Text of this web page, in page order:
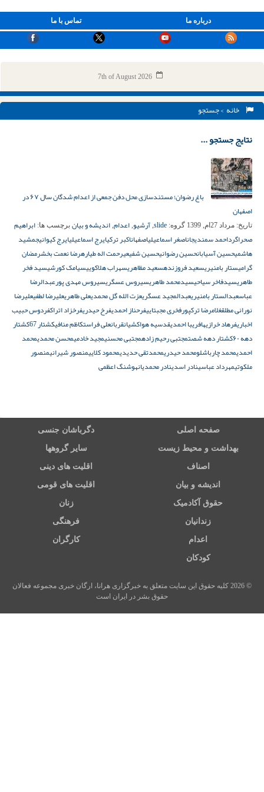
تماس با ما درباره ما
7th of August 2026
خانه > جستجو
نتایج جستجو ...
باغ رضوان؛ مستندسازی محل دفن جمعی از اعدام شدگان سال ۶۷ در
اصفهان
تاریخ: مرداد 27ام, 1399 گروه: slide
, آرشیو, اعدام, اندیشه و بیان برچسب ها: ابراهیم
صحراگرداحمد سمندیجاناصغر اسماعیلیاصفهاناکبر ترکیایرج اسماعیلیایرج کیوانیجمشید
هاشمیحسین آسیابانحسین رضوانیحسین شفیعیرحمت اله طیارهرضا نعمت بخشرمضان
گرامیستار بامنیریسعید فروزندهسعید مظاهریسهراب هلاکوییسیامک کورشیسید فخر
طاهریسیدفاخر سیاحیسیدمحمد طاهریسیروس عسگریسیروس مهدی پورعبدالرضا
عباسعبدالستار بامنیریعبدالمجید عسگریعزت الله گل محمدیعلی طاهریعلیرضا لطفیعلیرضا
نورانی مطلقغلامرضا ترکپورفخری مجبتاییفرحناز احمدیفرخ حیدریفرخزاد اتراکفردوس حبیب
اخباریفرهاد خرازیهافریبا احمدیقدسیه هواکشیانقربانعلی فراستکاظم منافیکشتار 67 کشتار
دهه ۶۰ کشتار دهه شصتمجتبی رحیم زادهمجتبی محسنیمجید خادمیمحسن محمدیمحمد
احمدیمحمد چارباشلومحمد حیدریمحمدتقی حدیدیمحمود کلاییمنصور شیرانیمنصور
ملکوتیمهرداد عباسینادر اسدینادر محمدیانهوشنگ اعظمی
صفحه اصلی دگرباشان جنسی
بهداشت و محیط زیست سایر گروهها
اصناف اقلیت های دینی
اندیشه و بیان اقلیت های قومی
حقوق آکادمیک زنان
زندانیان فرهنگی
اعدام کارگران
کودکان
© 2026 کلیه حقوق این سایت متعلق به خبرگزاری هرانا، ارگان خبری مجموعه فعالان
حقوق بشر در ایران است